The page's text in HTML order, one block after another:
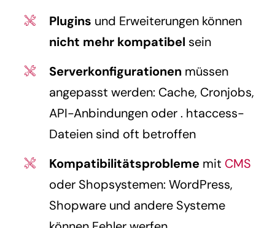
Plugins und Erweiterungen können
nicht mehr kompatibel sein
Serverkonfigurationenmüssen
angepasst werden: Cache, Cronjobs,
API-Anbindungen oder . htaccess-
Dateien sind oft betroffen
Kompatibilitätsproblememit CMS
oder Shopsystemen: WordPress,
Shopware und andere Systeme